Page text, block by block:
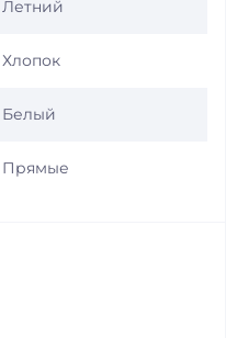
Летний
Хлопок
Белый
Прямые